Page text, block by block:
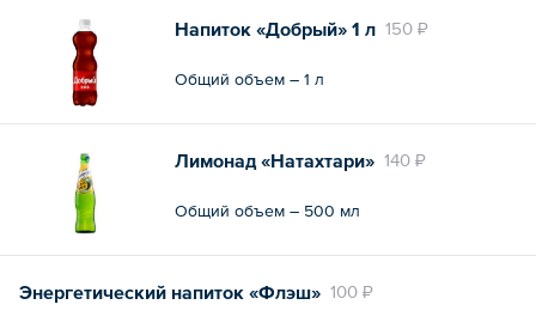
150 ₽
Напиток «Добрый» 1 л
Общий объем – 1 л
140 ₽
Лимонад «Натахтари»
Общий объем – 500 мл
100 ₽
Энергетический напиток «Флэш»